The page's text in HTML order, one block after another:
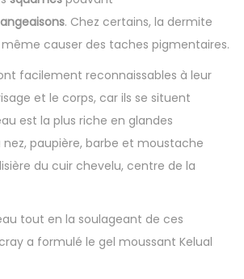
. Chez certains, la dermite
causer des taches pigmentaires.
facilement reconnaissables à leur
et le corps, car ils se situent
est la plus riche en glandes
nez, paupière, barbe et moustache
du cuir chevelu, centre de la
tout en la soulageant de ces
a formulé le gel moussant Kelual